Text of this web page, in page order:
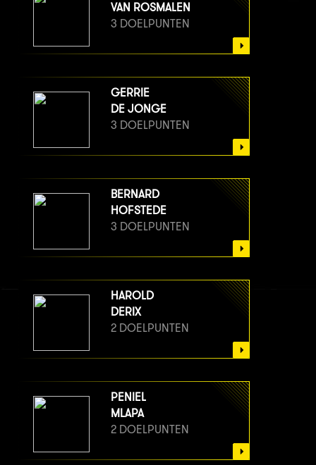
VAN ROSMALEN
3 DOELPUNTEN
GERRIE
DE JONGE
3 DOELPUNTEN
BERNARD
HOFSTEDE
3 DOELPUNTEN
HAROLD
DERIX
2 DOELPUNTEN
PENIEL
MLAPA
2 DOELPUNTEN